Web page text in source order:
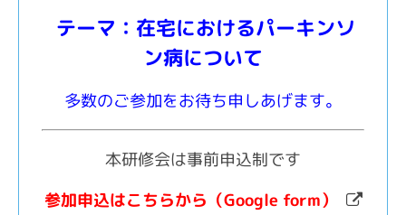
テーマ ：在宅におけるパーキンソ
ン病について
多数のご参加をお待ち申しあげます。
本研修会は事前申込制です
参加申込はこちらから（Google form）